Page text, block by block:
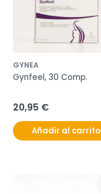
GYNEA
Gynfeel, 30 Comp.
20,95 €
Añadir al carrito